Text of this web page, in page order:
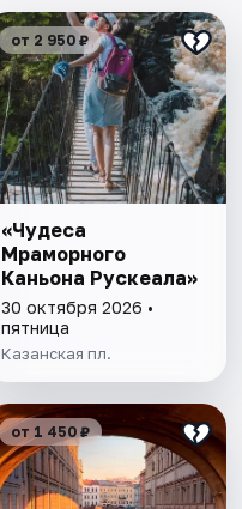
от 2 950 ₽
«Чудеса
Мраморного
Каньона Рускеала»
30 октября 2026 •
пятница
Казанская пл.
от 1 450 ₽